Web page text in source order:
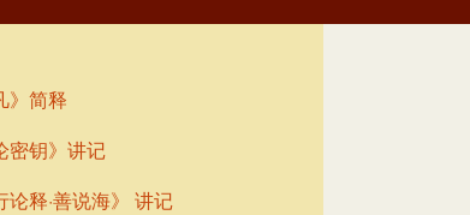
》简释
密钥》讲记
论释·善说海》 讲记